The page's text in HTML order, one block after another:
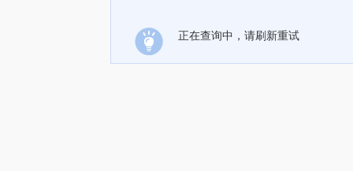
正在查询中，请刷新重试